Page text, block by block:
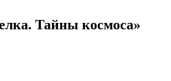
Тайны космоса»